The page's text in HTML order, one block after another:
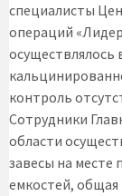
специалисты
операций
осуществлялось
контроль
Сотрудники
области
завесы на месте
емкостей, общая